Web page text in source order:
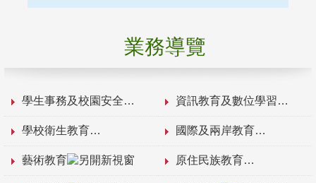
業務導覽
學生事務及校園安全 資訊教育及數位學習
學校衛生教育 國際及兩岸教育
藝術教育 原住民族教育